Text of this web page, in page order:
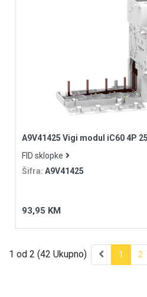
A9V41425 Vigi modul iC60 4P
FID sklopke
Šifra: A9V41425
93,95 KM
1 od 2 (42 Ukupno) 1 2